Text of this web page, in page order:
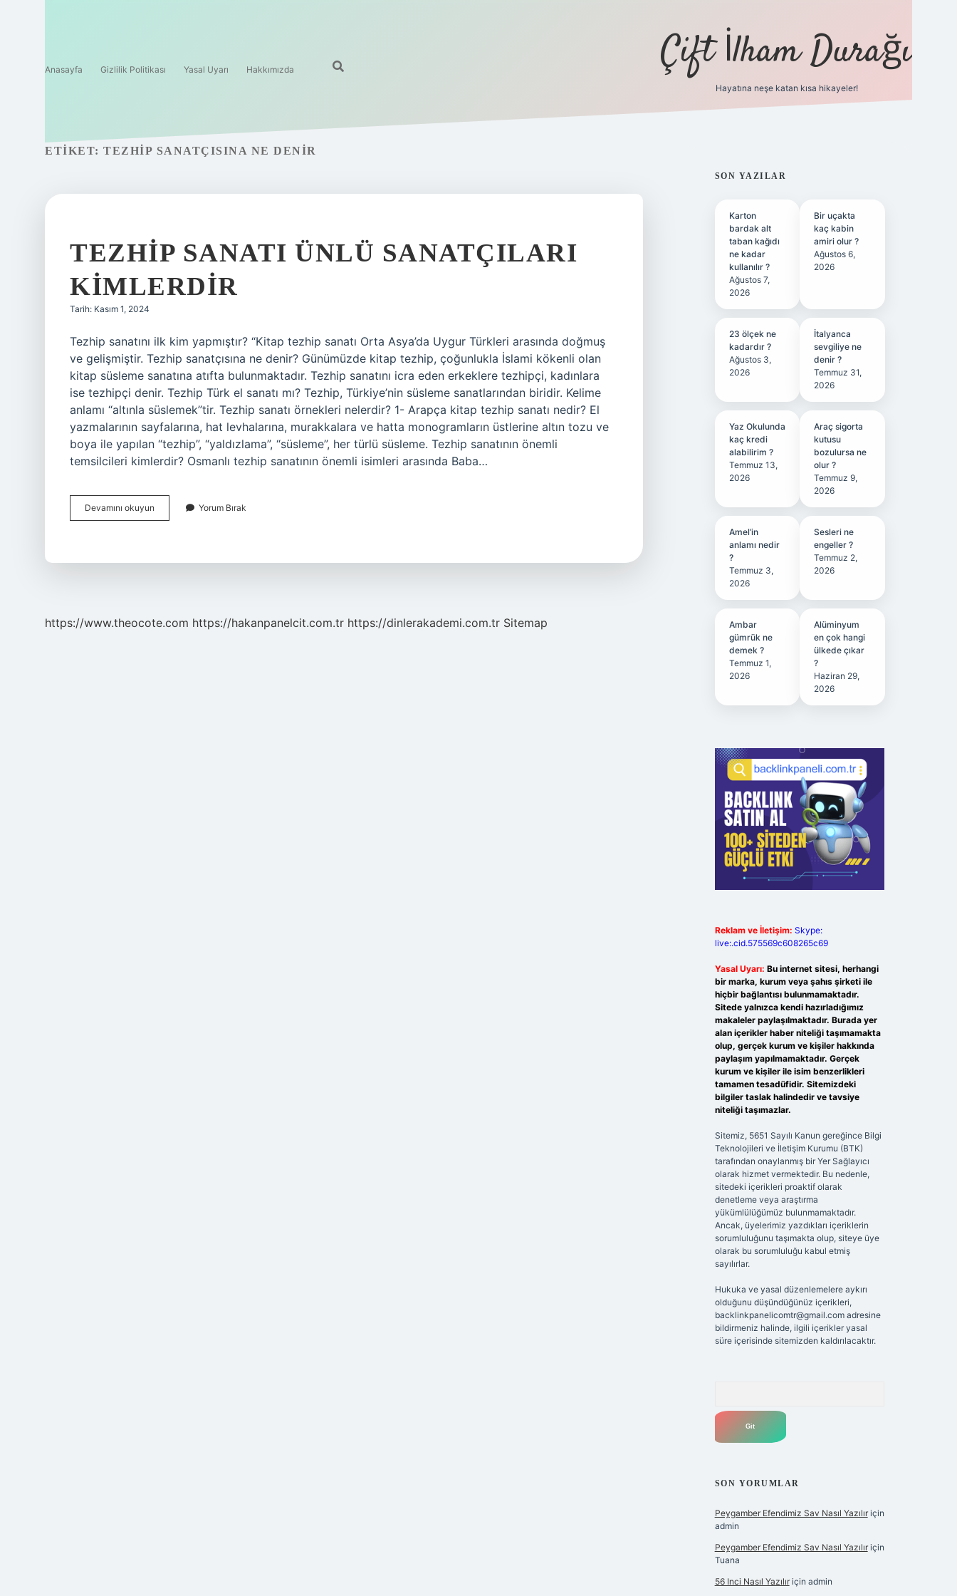
Anasayfa Gizlilik Politikası Yasal Uyarı Hakkımızda Çift İlham Durağı
Hayatına neşe katan kısa hikayeler!
ETIKET: TEZHIP SANATÇISINA NE DENIR
TEZHIP SANATI ÜNLÜ SANATÇILARI
KIMLERDIR
Tarih: Kasım 1, 2024
Tezhip sanatını ilk kim yapmıştır? “Kitap tezhip sanatı Orta Asya’da Uygur Türkleri arasında doğmuş
ve gelişmiştir. Tezhip sanatçısına ne denir? Günümüzde kitap tezhip, çoğunlukla İslami kökenli olan
kitap süsleme sanatına atıfta bulunmaktadır. Tezhip sanatını icra eden erkeklere tezhipçi, kadınlara
ise tezhipçi denir. Tezhip Türk el sanatı mı? Tezhip, Türkiye’nin süsleme sanatlarından biridir. Kelime
anlamı “altınla süslemek”tir. Tezhip sanatı örnekleri nelerdir? 1- Arapça kitap tezhip sanatı nedir? El
yazmalarının sayfalarına, hat levhalarına, murakkalara ve hatta monogramların üstlerine altın tozu ve
boya ile yapılan “tezhip”, “yaldızlama”, “süsleme”, her türlü süsleme. Tezhip sanatının önemli
temsilcileri kimlerdir? Osmanlı tezhip sanatının önemli isimleri arasında Baba…
Devamını okuyun
Sanatı
Yorum Bırak
https://www.theocote.com https://hakanpanelcit.com.tr https://dinlerakademi.com.tr Sitemap
SIDEBAR
SON YAZILAR
Karton
bardak alt
taban kağıdı
ne kadar
kullanılır ?
Ağustos 7,
2026
Bir uçakta
kaç kabin
amiri olur ?
Ağustos 6,
2026
23 ölçek ne
kadardır ?
Ağustos 3,
2026
İtalyanca
sevgiliye ne
denir ?
Temmuz 31,
2026
Yaz Okulunda
kaç kredi
alabilirim ?
Temmuz 13,
2026
Araç sigorta
kutusu
bozulursa ne
olur ?
Temmuz 9,
2026
Amel’in
anlamı nedir
?
Temmuz 3,
2026
Sesleri ne
engeller ?
Temmuz 2,
2026
Ambar
gümrük ne
demek ?
Temmuz 1,
2026
Alüminyum
en çok hangi
ülkede çıkar
?
Haziran 29,
2026
Reklam ve İletişim: Skype:
live:.cid.575569c608265c69
Yasal Uyarı: Bu internet sitesi, herhangi
bir marka, kurum veya şahıs şirketi ile
hiçbir bağlantısı bulunmamaktadır.
Sitede yalnızca kendi hazırladığımız
makaleler paylaşılmaktadır. Burada yer
alan içerikler haber niteliği taşımamakta
olup, gerçek kurum ve kişiler hakkında
paylaşım yapılmamaktadır. Gerçek
kurum ve kişiler ile isim benzerlikleri
tamamen tesadüfidir. Sitemizdeki
bilgiler taslak halindedir ve tavsiye
niteliği taşımazlar.
Sitemiz, 5651 Sayılı Kanun gereğince Bilgi
Teknolojileri ve İletişim Kurumu (BTK)
tarafından onaylanmış bir Yer Sağlayıcı
olarak hizmet vermektedir. Bu nedenle,
sitedeki içerikleri proaktif olarak
denetleme veya araştırma
yükümlülüğümüz bulunmamaktadır.
Ancak, üyelerimiz yazdıkları içeriklerin
sorumluluğunu taşımakta olup, siteye üye
olarak bu sorumluluğu kabul etmiş
sayılırlar.
Hukuka ve yasal düzenlemelere aykırı
olduğunu düşündüğünüz içerikleri,
backlinkpanelicomtr@gmail.comadresine
bildirmeniz halinde, ilgili içerikler yasal
süre içerisinde sitemizden kaldırılacaktır.
SON YORUMLAR
Peygamber Efendimiz Sav Nasıl Yazılıriçin
admin
Peygamber Efendimiz Sav Nasıl Yazılıriçin
Tuana
56 Inci Nasıl Yazılıriçin admin